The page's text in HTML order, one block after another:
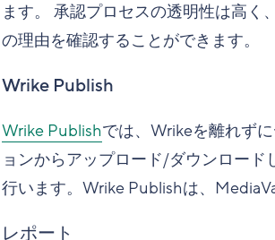
ます。 承認プロセスの透明性は高
の理由を確認することができます。
Wrike Publish
Wrike Publishでは、Wrikeを離れず
ョンからアップロード/ダウンロー
行います。Wrike Publishは、
レポート